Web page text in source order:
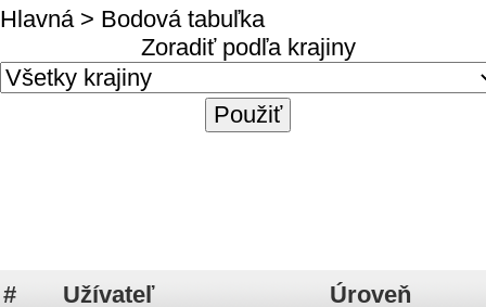
Hlavná> Bodová tabuľka
Zoradiť podľa krajiny
# Užívateľ
Úroveň